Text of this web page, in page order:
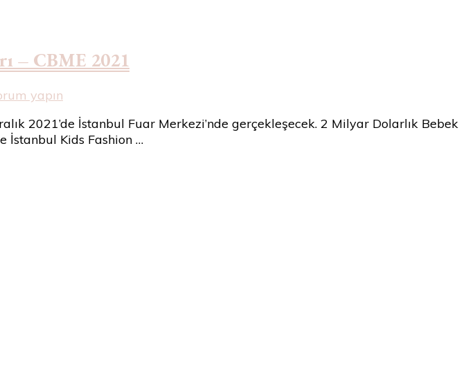
– CBME 2021
yapın
2021’de İstanbul Fuar Merkezi’nde gerçekleşecek. 2 Milyar Dolarlık Bebek
İstanbul Kids Fashion …